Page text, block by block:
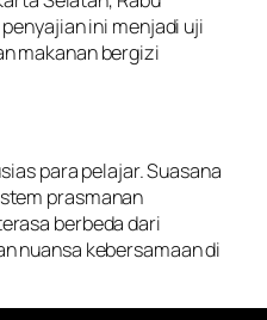
ini menjadi uji
makanan bergizi
para pelajar. Suasana
prasmanan
berbeda dari
nuansa kebersamaan di